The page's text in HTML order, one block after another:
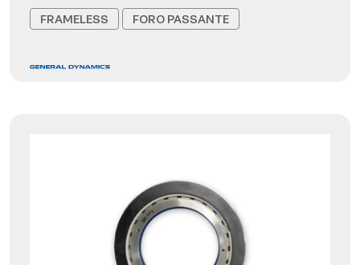
FRAMELESS FORO PASSANTE